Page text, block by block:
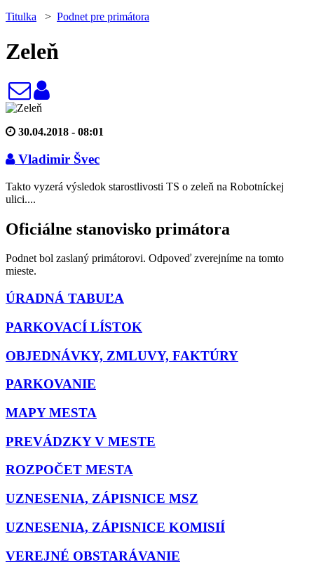
Titulka > Podnet pre primátora
Zeleň
30.04.2018 - 08:01
Vladimir Švec
Takto vyzerá výsledok starostlivosti TS o zeleň na Robotníckej
ulici....
Oficiálne stanovisko primátora
Podnet bol zaslaný primátorovi. Odpoveď zverejníme na tomto
mieste.
ÚRADNÁ TABUĽA
PARKOVACÍ LÍSTOK
OBJEDNÁVKY, ZMLUVY, FAKTÚRY
PARKOVANIE
MAPY MESTA
PREVÁDZKY V MESTE
ROZPOČET MESTA
UZNESENIA, ZÁPISNICE MSZ
UZNESENIA, ZÁPISNICE KOMISIÍ
VEREJNÉ OBSTARÁVANIE